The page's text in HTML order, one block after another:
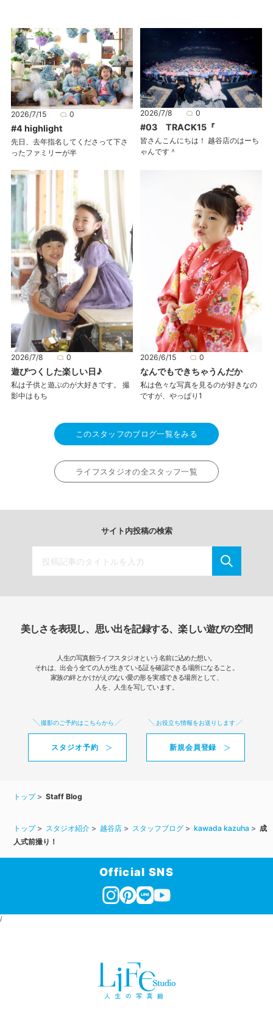
2026/7/15 0
#4 highlight
先日、去年指名してくださって下さ
ったファミリーが半
2026/7/8 0
#03 TRACK15『
皆さんこんにちは！ 越谷店のはーち
ゃんです＾
2026/7/8 0
遊びつくした楽しい日♪
私は子供と遊ぶのが大好きです。 撮
影中はもち
2026/6/15 0
なんでもできちゃうんだか
私は色々な写真を見るのが好きなの
ですが、やっぱり1
このスタッフのブログ一覧をみる
ライフスタジオの全スタッフ一覧
サイト内投稿の検索
美しさを表現し、思い出を記録する、楽しい遊びの空間
人生の写真館ライフスタジオという名前に込めた想い。
それは、出会う全ての人が生きている証を確認できる場所になること。
家族の絆とかけがえのない愛の形を実感できる場所として、
人を、人生を写しています。
撮影のご予約はこちらから
スタジオ予約
お役立ち情報をお送りします
新規会員登録
トップ Staff Blog
トップ スタジオ紹介 越谷店 スタッフブログ kawada kazuha
成
人式前撮り！
Official SNS
/